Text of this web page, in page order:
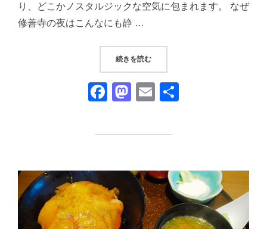
り、どこかノスタルジックな空気に包まれます。 なぜ
修善寺の夜はこんなにも静 …
続きを読む“修善寺の夜を歩こう①｜居酒屋巡
F
c
b
o
o
M
st
d
o
n
E
ail